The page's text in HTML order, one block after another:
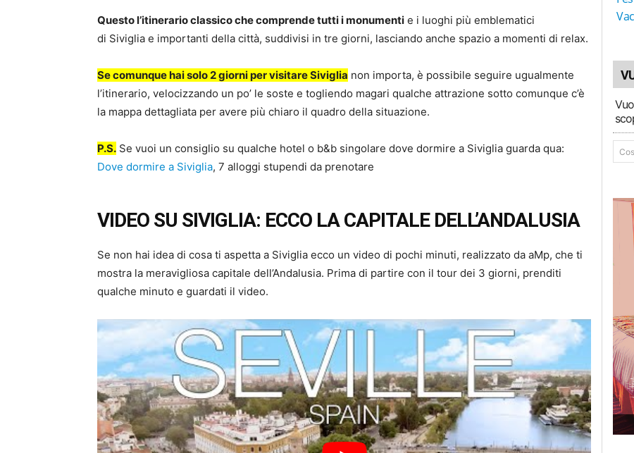
Questo l’itinerario classico che comprende tutti i monumenti e i luoghi più emblematici
di Siviglia e importanti della città, suddivisi in tre giorni, lasciando anche spazio a momenti di relax.
Se comunque hai solo 2 giorni per visitare Siviglia non importa, è possibile seguire ugualmente
l’itinerario, velocizzando un po’ le soste e togliendo magari qualche attrazione sotto comunque c’è
la mappa dettagliata per avere più chiaro il quadro della situazione.
P.S. Se vuoi un consiglio su qualche hotel o b&b singolare dove dormire a Siviglia guarda qua:
Dove dormire a Siviglia, 7 alloggi stupendi da prenotare
VIDEO SU SIVIGLIA: ECCO LA CAPITALE DELL’ANDALUSIA
Se non hai idea di cosa ti aspetta a Siviglia ecco un video di pochi minuti, realizzato da aMp, che ti
mostra la meravigliosa capitale dell’Andalusia. Prima di partire con il tour dei 3 giorni, prenditi
qualche minuto e guardati il video.